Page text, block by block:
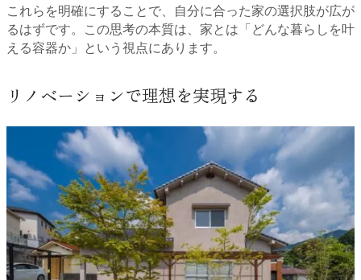
これらを明確にすることで、自分に合った家の選択肢が広が
るはずです。この思考の本質は、家とは「どんな暮らしを叶
える容器か」という視点にあります。
リノベーションで理想を実現する